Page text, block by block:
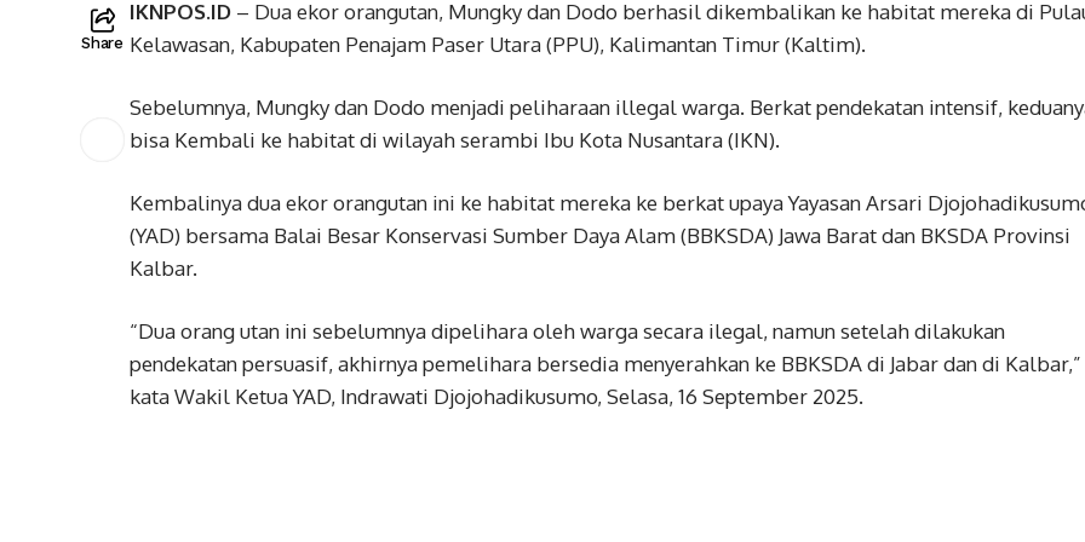
Share
IKNPOS.ID – Dua ekor orangutan, Mungky dan Dodo berhasil dikembalikan ke habitat mereka di
Kelawasan, Kabupaten Penajam Paser Utara (PPU), Kalimantan Timur (Kaltim).
Sebelumnya, Mungky dan Dodo menjadi peliharaan illegal warga. Berkat pendekatan intensif,
bisa Kembali ke habitat di wilayah serambi Ibu Kota Nusantara (IKN).
Kembalinya dua ekor orangutan ini ke habitat mereka ke berkat upaya Yayasan Arsari
(YAD) bersama Balai Besar Konservasi Sumber Daya Alam (BBKSDA) Jawa Barat dan BKSDA Provinsi
Kalbar.
“Dua orang utan ini sebelumnya dipelihara oleh warga secara ilegal, namun setelah dilakukan
pendekatan persuasif, akhirnya pemelihara bersedia menyerahkan ke BBKSDA di Jabar dan di Kalbar,”
kata Wakil Ketua YAD, Indrawati Djojohadikusumo, Selasa, 16 September 2025.